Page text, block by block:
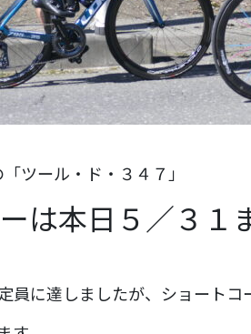
ツール・ド・３４７」
は本日５／３１
員に達しましたが、ショートコ